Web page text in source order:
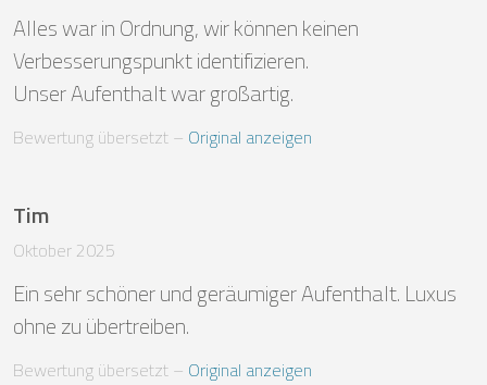
Alles war in Ordnung, wir können keinen
Verbesserungspunkt identifizieren.
Unser Aufenthalt war großartig.
Bewertung übersetzt – Original anzeigen
Tim
Oktober 2025
Ein sehr schöner und geräumiger Aufenthalt. Luxus
ohne zu übertreiben.
Bewertung übersetzt – Original anzeigen